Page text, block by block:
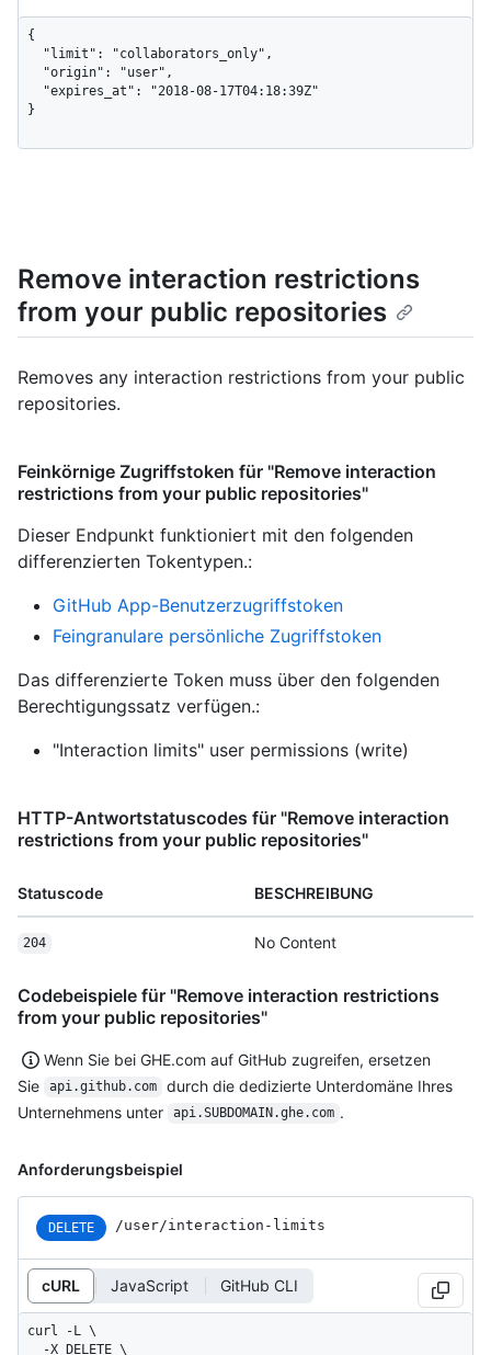
{
}
Remove interaction restrictions
from your public repositories
Removes any interaction restrictions from your public
repositories.
Feinkörnige Zugriffstoken für "Remove interaction
restrictions from your public repositories"
Dieser Endpunkt funktioniert mit den folgenden
differenzierten Tokentypen.:
GitHub App-Benutzerzugriffstoken
Feingranulare persönliche Zugriffstoken
Das differenzierte Token muss über den folgenden
Berechtigungssatz verfügen.:
"Interaction limits" user permissions (write)
HTTP-Antwortstatuscodes für "Remove interaction
restrictions from your public repositories"
Statuscode BESCHREIBUNG
204 No Content
Codebeispiele für "Remove interaction restrictions
from your public repositories"
Wenn Sie bei GHE.com auf GitHub zugreifen, ersetzen
Sie
api.github.com
durch die dedizierte Unterdomäne Ihres
Unternehmens unter
api.SUBDOMAIN.ghe.com .
Anforderungsbeispiel
DELETE /user/interaction-limits
cURL JavaScript GitHub CLI
curl -L \